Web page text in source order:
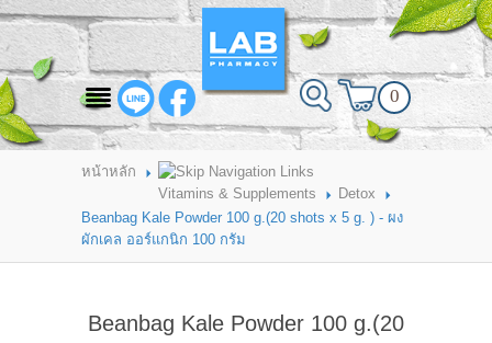
สินค้าที่สนใจ
HOME
ABOUT LAB PHARMACY
PRODUCT
BRANDS
HOW TO ORDER
0
หน้าหลัก
Vitamins & Supplements
Detox
Beanbag Kale Powder 100 g.(20 shots x 5 g. ) - ผง
ผักเคล ออร์แกนิก 100 กรัม
Beanbag Kale Powder 100 g.(20